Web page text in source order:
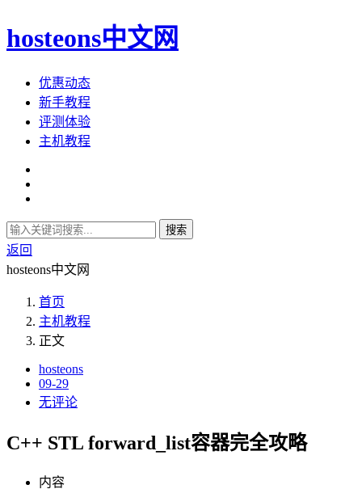
hosteons中文网
优惠动态
新手教程
评测体验
主机教程
搜索
返回
hosteons中文网
首页
主机教程
正文
hosteons
09-29
无评论
C++ STL forward_list容器完全攻略
内容